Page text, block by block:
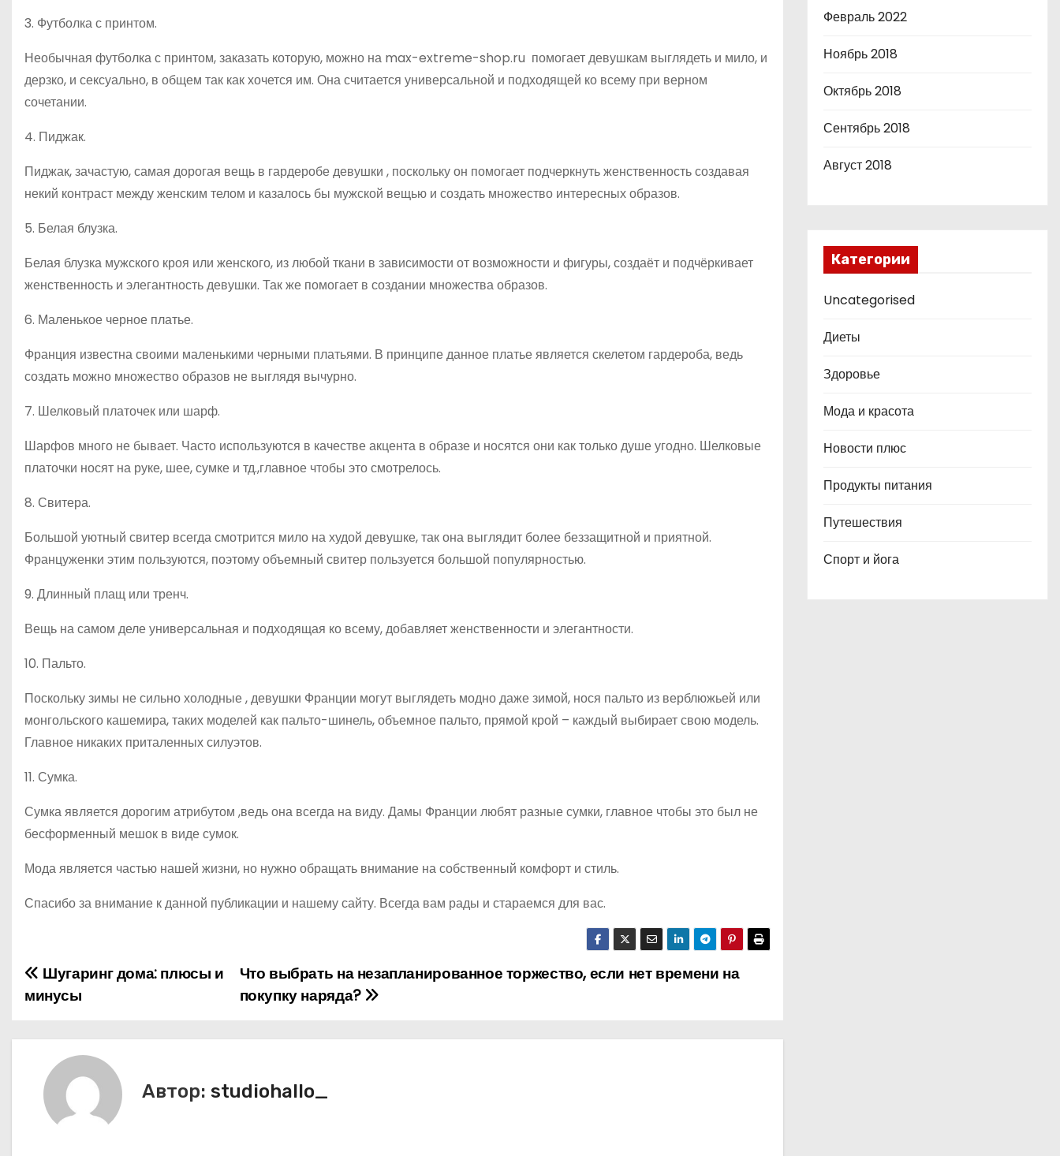
3. Футболка с принтом.
Необычная футболка с принтом, заказать которую, можно на max-extreme-shop.ru помогает девушкам выглядеть и мило, и
дерзко, и сексуально, в общем так как хочется им. Она считается универсальной и подходящей ко всему при верном
сочетании.
4. Пиджак.
Пиджак, зачастую, самая дорогая вещь в гардеробе девушки , поскольку он помогает подчеркнуть женственность создавая
некий контраст между женским телом и казалось бы мужской вещью и создать множество интересных образов.
5. Белая блузка.
Белая блузка мужского кроя или женского, из любой ткани в зависимости от возможности и фигуры, создаёт и подчёркивает
женственность и элегантность девушки. Так же помогает в создании множества образов.
6. Маленькое черное платье.
Франция известна своими маленькими черными платьями. В принципе данное платье является скелетом гардероба, ведь
создать можно множество образов не выглядя вычурно.
7. Шелковый платочек или шарф.
Шарфов много не бывает. Часто используются в качестве акцента в образе и носятся они как только душе угодно. Шелковые
платочки носят на руке, шее, сумке и тд.,главное чтобы это смотрелось.
8. Свитера.
Большой уютный свитер всегда смотрится мило на худой девушке, так она выглядит более беззащитной и приятной.
Француженки этим пользуются, поэтому объемный свитер пользуется большой популярностью.
9. Длинный плащ или тренч.
Вещь на самом деле универсальная и подходящая ко всему, добавляет женственности и элегантности.
10. Пальто.
Поскольку зимы не сильно холодные , девушки Франции могут выглядеть модно даже зимой, нося пальто из верблюжьей или
монгольского кашемира, таких моделей как пальто-шинель, объемное пальто, прямой крой – каждый выбирает свою модель.
Главное никаких приталенных силуэтов.
11. Сумка.
Сумка является дорогим атрибутом ,ведь она всегда на виду. Дамы Франции любят разные сумки, главное чтобы это был не
бесформенный мешок в виде сумок.
Мода является частью нашей жизни, но нужно обращать внимание на собственный комфорт и стиль.
Спасибо за внимание к данной публикации и нашему сайту. Всегда вам рады и стараемся для вас.
Н
в
Что выбрать на незапланированное торжество, если нет времени на
покупку наряда?
Шугаринг дома: плюсы и
минусы
Автор: studiohallo_
Февраль 2022
Ноябрь 2018
Октябрь 2018
Сентябрь 2018
Август 2018
Категории
Uncategorised
Диеты
Здоровье
Мода и красота
Новости плюс
Продукты питания
Путешествия
Спорт и йога